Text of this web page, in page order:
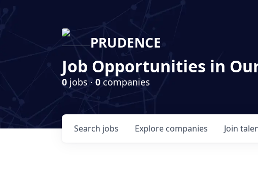
PRUDENCE
Job Opportunities in
0 jobs · 0 companies
Search jobs Explore companies Join